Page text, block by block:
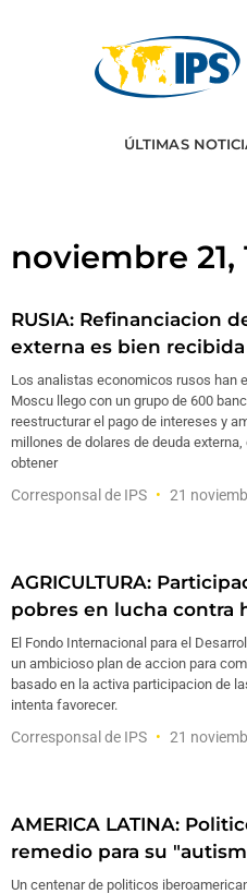
ÚLTIMAS
noviembre 21,
RUSIA: Refinanciacion
externa es bien recibida
Los analistas economicos rusos han
Moscu llego con un grupo de 600
reestructurar el pago de intereses y
millones de dolares de deuda
obtener
Corresponsal de IPS 21
AGRICULTURA:
pobres en lucha contra
El Fondo Internacional para el
un ambicioso plan de accion para
basado en la activa participacion de
intenta favorecer.
Corresponsal de IPS 21
AMERICA LATINA:
remedio para su
Un centenar de politicos